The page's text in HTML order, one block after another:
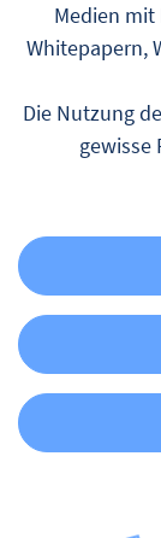
Medien
Whitepapern,
Die Nutzung
gewisse